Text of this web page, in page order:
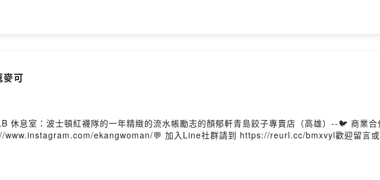
可
休息室：波士頓紅襪隊的一年精緻的流水帳勵志的顏郁軒青島餃子專賣店（高雄）--🐦 商業
www.instagram.com/ekangwoman/💬 加入Line社群請到 https://reurl.cc/bmxvyl歡迎留言或